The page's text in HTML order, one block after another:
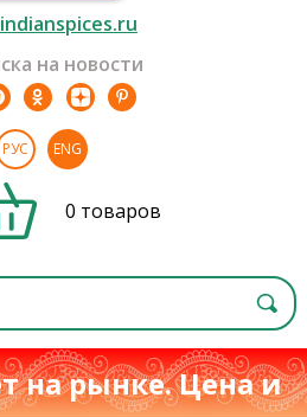
на новости
РУС ENG
0 товаров
на рынке. Цена и